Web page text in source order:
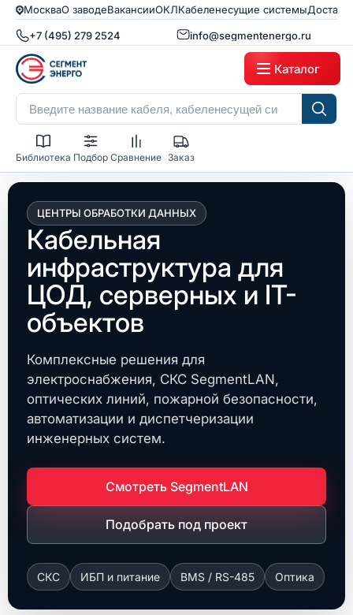
МоскваО заводеВакансииОКЛКабеленесущие системы
+7 (495) 279 2524 info@segmentenergo.ru
Каталог
Библиотека Подбор Сравнение Заказ
ЦЕНТРЫ ОБРАБОТКИ ДАННЫХ
Кабельная
инфраструктура для
ЦОД, серверных и IT-
объектов
Комплексные решения для
электроснабжения, СКС SegmentLAN,
оптических линий, пожарной безопасности,
автоматизации и диспетчеризации
инженерных систем.
Смотреть SegmentLAN
Подобрать под проект
СКС ИБП и питание BMS / RS-485 Оптика